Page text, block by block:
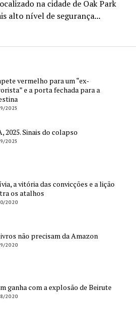
na cidade de Oak Park
alto nível de segurança...
vermelho para um “ex-
e a porta fechada para a
2025
2025. Sinais do colapso
2025
a vitória das convicções e a lição
os atalhos
2020
não precisam da Amazon
2020
ganha com a explosão de Beirute
2020